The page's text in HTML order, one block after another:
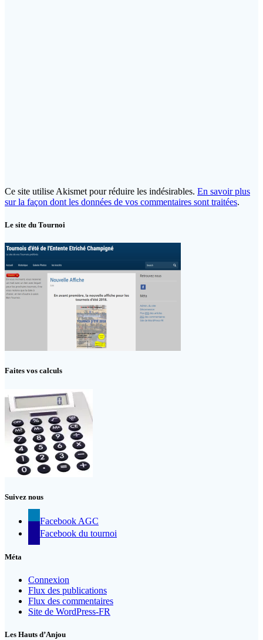
Ce site utilise Akismet pour réduire les indésirables. En savoir plus
sur la façon dont les données de vos commentaires sont traitées.
Le site du Tournoi
Faites vos calculs
Suivez nous
Facebook AGC
Facebook du tournoi
Méta
Connexion
Flux des publications
Flux des commentaires
Site de WordPress-FR
Les Hauts d’Anjou